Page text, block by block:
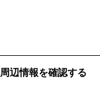
周辺情報を確認する